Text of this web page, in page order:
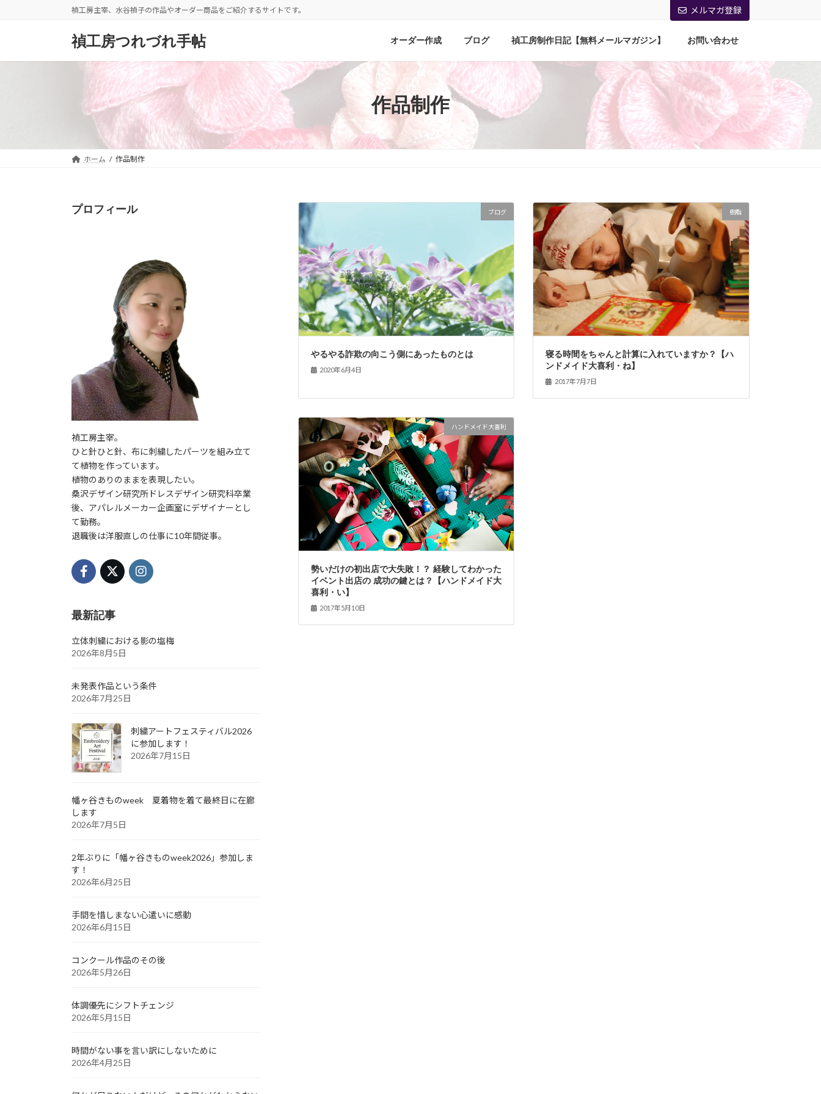
禎工房主宰、水谷禎子の作品やオーダー商品をご紹介するサイトです。 メルマガ登録
禎工房つれづれ手帖 オーダー作成 ブログ 禎工房制作日記【無料メールマガジン】 お問い合わせ
作品制作
ホーム 作品制作
ブログ
やるやる詐欺の向こう側にあったものとは
2020年6月4日
樹脂
寝る時間をちゃんと計算に入れていますか？【ハ
ンドメイド大喜利・ね】
2017年7月7日
ハンドメイド大喜利
勢いだけの初出店で大失敗！？ 経験してわかった
イベント出店の 成功の鍵とは？【ハンドメイド大
喜利・い】
2017年5月10日
プロフィール
禎工房主宰。
ひと針ひと針、布に刺繍したパーツを組み立て
て植物を作っています。
植物のありのままを表現したい。
桑沢デザイン研究所ドレスデザイン研究科卒業
後、アパレルメーカー企画室にデザイナーとし
て勤務。
退職後は洋服直しの仕事に10年間従事。
最新記事
立体刺繍における影の塩梅
2026年8月5日
未発表作品という条件
2026年7月25日
刺繍アートフェスティバル2026
に参加します！
2026年7月15日
幡ヶ谷きものweek 夏着物を着て最終日に在廊
します
2026年7月5日
2年ぶりに「幡ヶ谷きものweek2026」参加しま
す！
2026年6月25日
手間を惜しまない心遣いに感動
2026年6月15日
コンクール作品のその後
2026年5月26日
体調優先にシフトチェンジ
2026年5月15日
時間がない事を言い訳にしないために
2026年4月25日